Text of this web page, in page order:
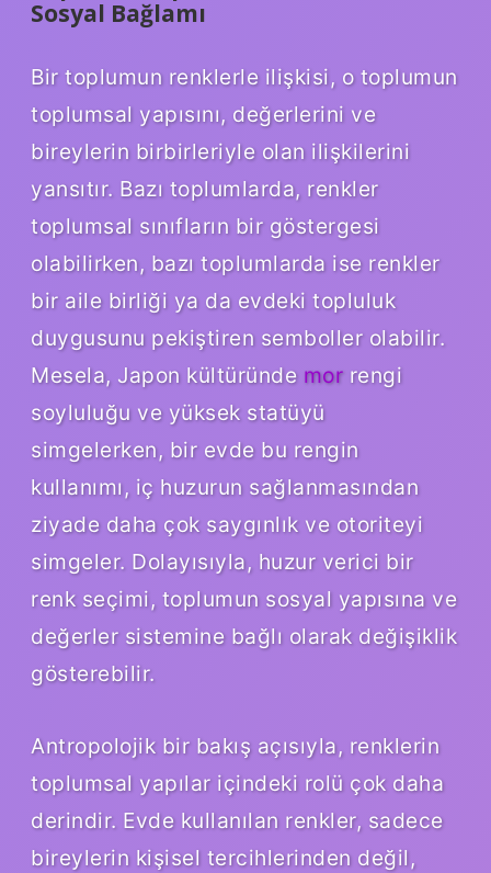
Sosyal Bağlamı
Bir toplumun renklerle ilişkisi, o toplumun
toplumsal yapısını, değerlerini ve
bireylerin birbirleriyle olan ilişkilerini
yansıtır. Bazı toplumlarda, renkler
toplumsal sınıfların bir göstergesi
olabilirken, bazı toplumlarda ise renkler
bir aile birliği ya da evdeki topluluk
duygusunu pekiştiren semboller olabilir.
Mesela, Japon kültüründe mor rengi
soyluluğu ve yüksek statüyü
simgelerken, bir evde bu rengin
kullanımı, iç huzurun sağlanmasından
ziyade daha çok saygınlık ve otoriteyi
simgeler. Dolayısıyla, huzur verici bir
renk seçimi, toplumun sosyal yapısına ve
değerler sistemine bağlı olarak değişiklik
gösterebilir.
Antropolojik bir bakış açısıyla, renklerin
toplumsal yapılar içindeki rolü çok daha
derindir. Evde kullanılan renkler, sadece
bireylerin kişisel tercihlerinden değil,